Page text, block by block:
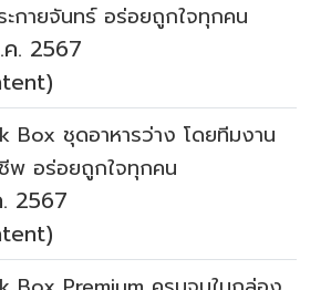
กายจันทร์ อร่อยถูกใจทุกคน
. 2567
Box ชุดอาหารว่าง โดยทีมงาน
พ อร่อยถูกใจทุกคน
2567